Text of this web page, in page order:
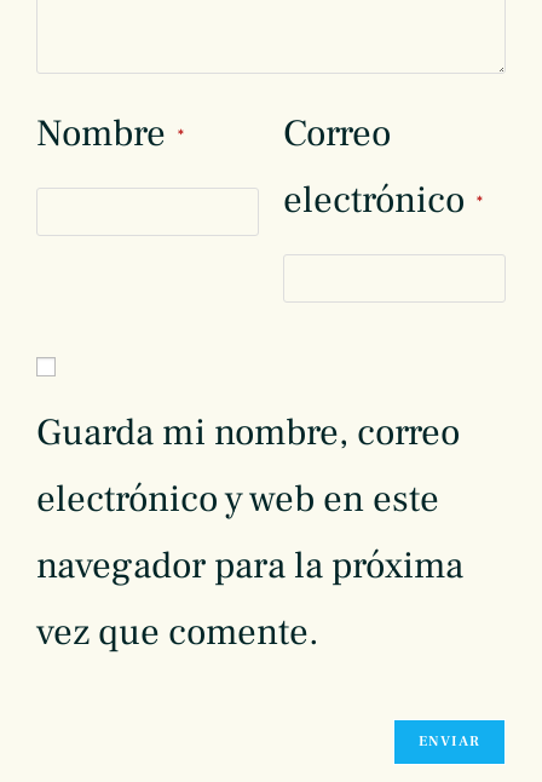
Nombre *
Correo
electrónico
*
Guarda mi nombre, correo
electrónico y web en este
navegador para la próxima
vez que comente.